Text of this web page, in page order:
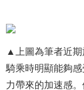
▲
上圖為筆者近
騎乘時明顯能夠
力帶來的加速感